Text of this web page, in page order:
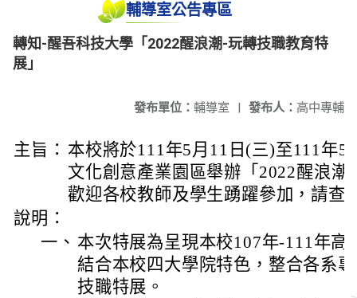
輔導室公告專區
轉知-醒吾科技大學「2022醒浪潮-玩轉技職教育特
展」
發布人： 高中專輔
發布單位： 輔導室 |
主旨： 本校將於111年5月11日(三)至111年5
文化創意產業園區舉辦「2022醒浪
歡迎各校教師及學生踴躍參加，請查
說明：
一、 本次特展為呈現本校107年-111年高
結合本校四大學院特色，整合各系
技職特展。